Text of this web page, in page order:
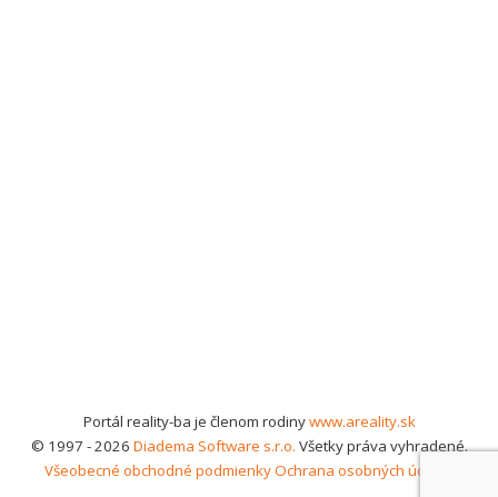
Portál reality-ba je členom rodinywww.areality.sk
© 1997 - 2026 Diadema Software s.r.o. Všetky práva vyhradené.
Všeobecné obchodné podmienkyOchrana osobných údajov